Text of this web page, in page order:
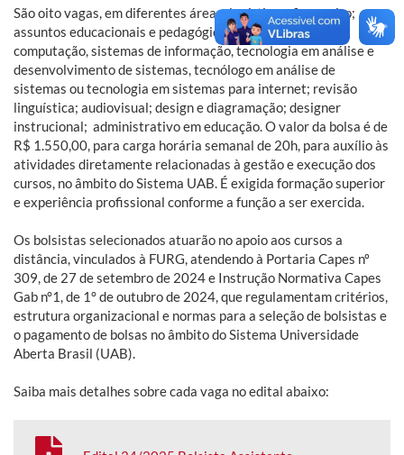
São oito vagas, em diferentes áreas: logística e financeiro;
assuntos educacionais e pedagógicos; engenharia de
computação, sistemas de informação, tecnologia em análise e
desenvolvimento de sistemas, tecnólogo em análise de
sistemas ou tecnologia em sistemas para internet; revisão
linguística; audiovisual; design e diagramação; designer
instrucional; administrativo em educação. O valor da bolsa é de
R$ 1.550,00, para carga horária semanal de 20h, para auxílio às
atividades diretamente relacionadas à gestão e execução dos
cursos, no âmbito do Sistema UAB. É exigida formação superior
e experiência profissional conforme a função a ser exercida.
Os bolsistas selecionados atuarão no apoio aos cursos a
distância, vinculados à FURG, atendendo à Portaria Capes nº
309, de 27 de setembro de 2024 e Instrução Normativa Capes
Gab n°1, de 1° de outubro de 2024, que regulamentam critérios,
estrutura organizacional e normas para a seleção de bolsistas e
o pagamento de bolsas no âmbito do Sistema Universidade
Aberta Brasil (UAB).
Saiba mais detalhes sobre cada vaga no edital abaixo: